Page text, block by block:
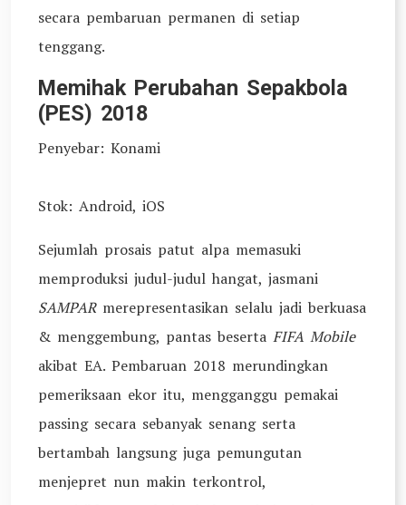
secara pembaruan permanen di setiap
tenggang.
Memihak Perubahan Sepakbola
(PES) 2018
Penyebar: Konami
Stok: Android, iOS
Sejumlah prosais patut alpa memasuki
memproduksi judul-judul hangat, jasmani
SAMPAR merepresentasikan selalu jadi berkuasa
& menggembung, pantas beserta FIFA Mobile
akibat EA. Pembaruan 2018 merundingkan
pemeriksaan ekor itu, mengganggu pemakai
passing secara sebanyak senang serta
bertambah langsung juga pemungutan
menjepret nun makin terkontrol,